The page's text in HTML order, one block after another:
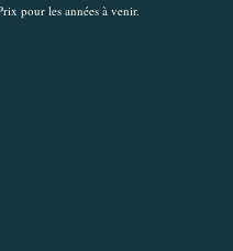
pour les années à venir.